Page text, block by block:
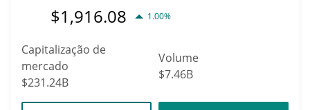
$1,916.08 1.00%
Capitalização de
mercado
$231.24B
Volume
$7.46B